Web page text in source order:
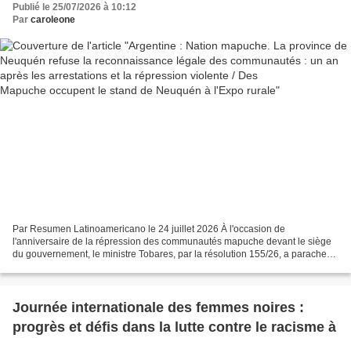
le stand de Neuquén à l'Expo rurale
Publié le 25/07/2026 à 10:12
Par caroleone
Par Resumen Latinoamericano le 24 juillet 2026 À l'occasion de
l'anniversaire de la répression des communautés mapuche devant le siège
du gouvernement, le ministre Tobares, par la résolution 155/26, a parachevé
Journée internationale des femmes noires :
progrès et défis dans la lutte contre le racisme à